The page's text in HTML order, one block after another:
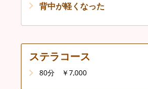
背中が軽くなった
ステラコース
80分 ￥7,000